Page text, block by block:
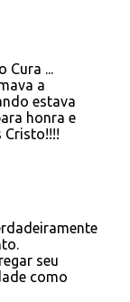
Cura ...
a
estava
honra e
Cristo!!!!
seu
como